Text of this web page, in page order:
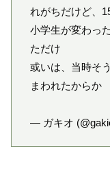
れがちだけど、
小学生が変わっ
ただけ
或いは、当時そ
まわれたからか
— ガキオ